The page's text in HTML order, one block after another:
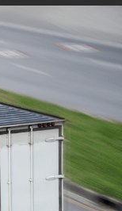
e
nossa
o
deseja
conosco e